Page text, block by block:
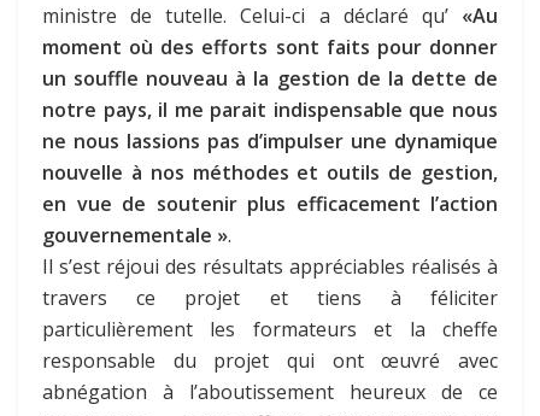
ministre de tutelle. Celui-ci a déclaré qu’ «Au
moment où des efforts sont faits pour donner
un souffle nouveau à la gestion de la dette de
notre pays, il me parait indispensable que nous
ne nous lassions pas d’impulser une dynamique
nouvelle à nos méthodes et outils de gestion,
en vue de soutenir plus efficacement l’action
gouvernementale ».
Il s’est réjoui des résultats appréciables réalisés à
travers ce projet et tiens à féliciter
particulièrement les formateurs et la cheffe
responsable du projet qui ont œuvré avec
abnégation à l’aboutissement heureux de ce